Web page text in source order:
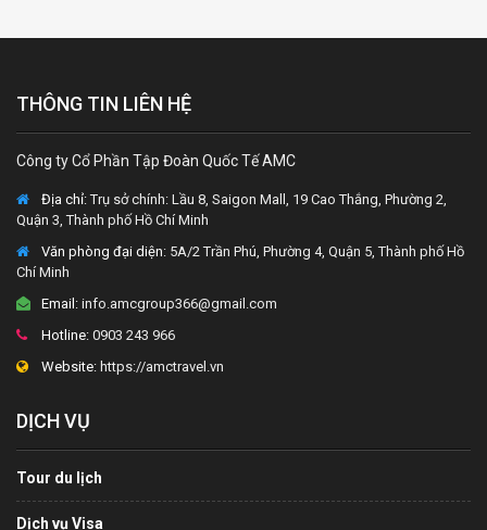
THÔNG TIN LIÊN HỆ
Công ty Cổ Phần Tập Đoàn Quốc Tế AMC
Địa chỉ:Trụ sở chính: Lầu 8, Saigon Mall, 19 Cao Thắng, Phường 2,
Quận 3, Thành phố Hồ Chí Minh
Văn phòng đại diện: 5A/2 Trần Phú, Phường 4, Quận 5, Thành phố Hồ
Chí Minh
Email: info.amcgroup366@gmail.com
Hotline: 0903 243 966
Website: https://amctravel.vn
DỊCH VỤ
Tour du lịch
Dịch vụ Visa